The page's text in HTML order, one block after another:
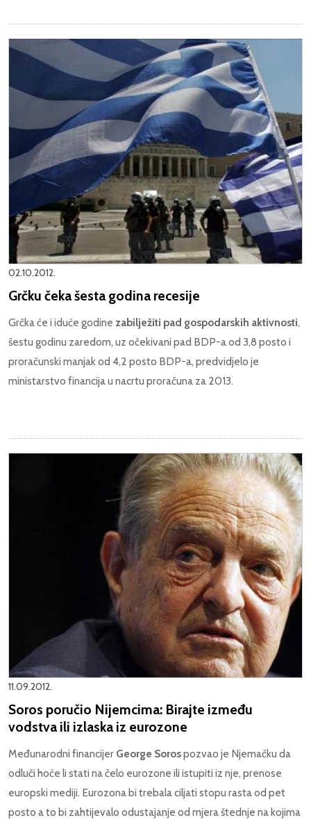
02.10.2012.
Grčku čeka šesta godina recesije
Grčka će i iduće godine zabilježiti pad gospodarskih aktivnosti,
šestu godinu zaredom, uz očekivani pad BDP-a od 3,8 posto i
proračunski manjak od 4,2 posto BDP-a, predvidjelo je
ministarstvo financija u nacrtu proračuna za 2013.
11.09.2012.
Soros poručio Nijemcima: Birajte između
vodstva ili izlaska iz eurozone
Međunarodni financijer George Sorospozvao je Njemačku da
odluči hoće li stati na čelo eurozone ili istupiti iz nje, prenose
europski mediji. Eurozona bi trebala ciljati stopu rasta od pet
posto a to bi zahtijevalo odustajanje od mjera štednje na kojima